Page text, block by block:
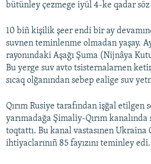
bütünley çezmege iyül 4-ke qadar
10 biñ kişilik şeer endi bir ay
suvnen teminlenme olmadan yaşay.
rayonındaki Aşağı Şuma (Nijnâya
Bu yerge suv avto tsisternalarnen
sıcaq olğanından sebep ealige suv
Qırım Rusiye tarafından işğal etilgen
yarımadağa Şimaliy-Qırım
toqtattı. Bu kanal vastasınen Ukraina
ihtiyaclarınıñ 85 fayızını teminley edi.